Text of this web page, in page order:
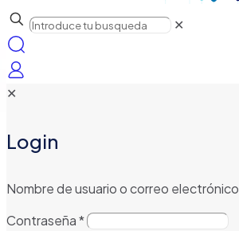
✕
✕
Login
Nombre de usuario o correo electrónico
Contraseña*